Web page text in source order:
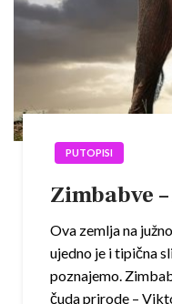
PUTOPISI
Zimbabve
Ova zemlja na
ujedno je i tipična
poznajemo.
čuda prirode –